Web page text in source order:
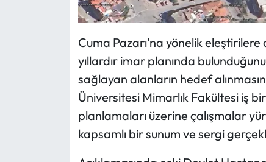
Cuma Pazarı’na yönelik
yıllardır imar planında
sağlayan alanların hedef
Üniversitesi Mimarlık Fakültesi iş
planlamaları üzerine çalışmalar
kapsamlı bir sunum ve sergi